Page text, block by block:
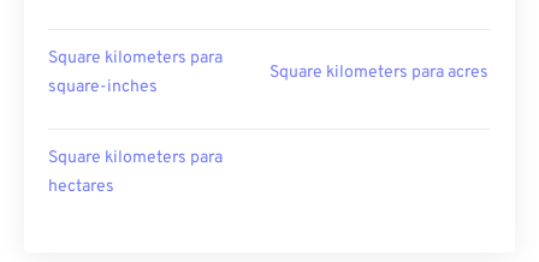
Square kilometers para
square-inches
Square kilometers para acres
Square kilometers para
hectares